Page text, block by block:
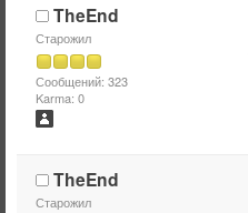
TheEnd
Старожил
Сообщений: 323
Karma: 0
TheEnd
Старожил